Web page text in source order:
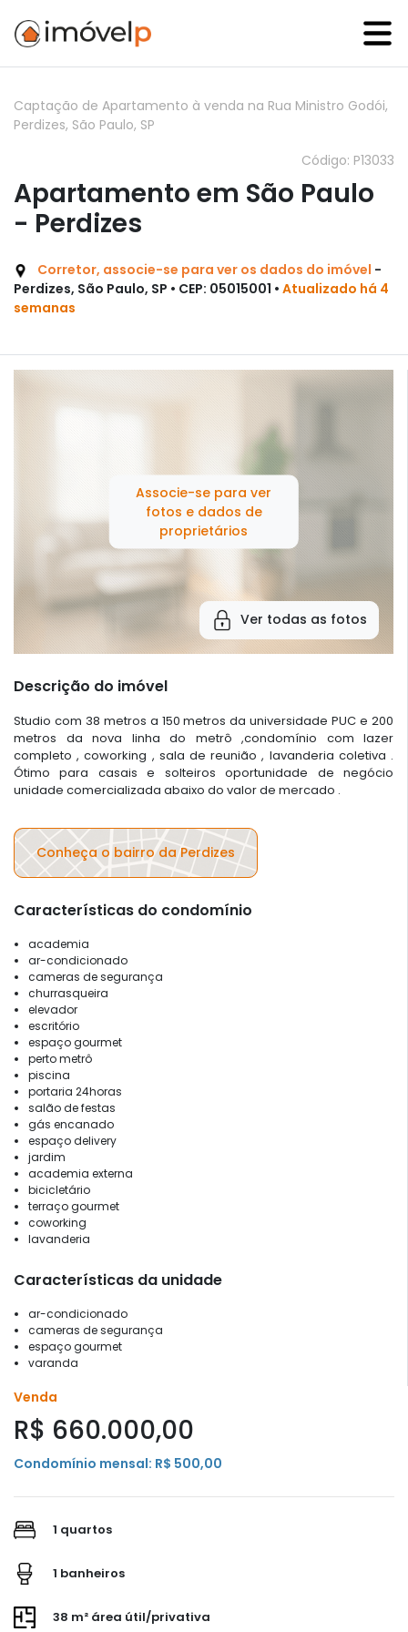
Captação de Apartamento à venda na Rua Ministro Godói,
Perdizes, São Paulo, SP
Código: P13033
Apartamento em São Paulo
- Perdizes
Corretor, associe-se para ver os dados do imóvel -
Perdizes, São Paulo, SP • CEP: 05015001 • Atualizado há 4
semanas
Associe-se para ver
fotos e dados de
proprietários
Ver todas as fotos
Descrição do imóvel
Studio com 38 metros a 150 metros da universidade PUC e 200
metros da nova linha do metrô ,condomínio com lazer
completo , coworking , sala de reunião , lavanderia coletiva .
Ótimo para casais e solteiros oportunidade de negócio
unidade comercializada abaixo do valor de mercado .
Conheça o bairro da Perdizes
Características do condomínio
academia
ar-condicionado
cameras de segurança
churrasqueira
elevador
escritório
espaço gourmet
perto metrô
piscina
portaria 24horas
salão de festas
gás encanado
espaço delivery
jardim
academia externa
bicicletário
terraço gourmet
coworking
lavanderia
Características da unidade
ar-condicionado
cameras de segurança
espaço gourmet
varanda
Venda
R$ 660.000,00
Condomínio mensal: R$ 500,00
1 quartos
1 banheiros
38 m² área útil/privativa